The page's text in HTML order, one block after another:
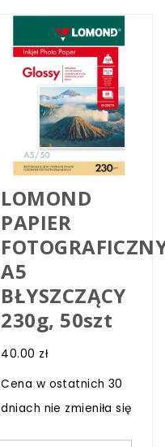
LOMOND
PAPIER
A5
BŁYSZCZĄCY
230g, 50szt
40.00 zł
Cena w ostatnich 30
dniach nie zmieniła się